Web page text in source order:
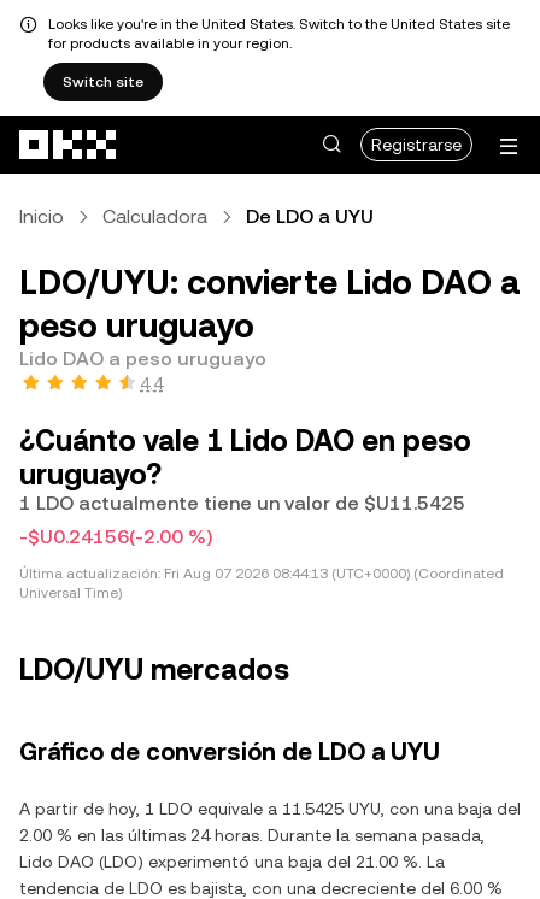
Looks like you're in the United States. Switch to the United States site
for products available in your region.
Switch site
Registrarse
Inicio Calculadora De LDO a UYU
LDO/UYU: convierte Lido DAO a
peso uruguayo
Lido DAO a peso uruguayo
4.4
¿Cuánto vale 1 Lido DAO en peso
uruguayo?
1 LDO actualmente tiene un valor de $U11.5425
-$U0.24156(-2.00 %)
Última actualización: Fri Aug 07 2026 08:44:13 (UTC+0000) (Coordinated
Universal Time)
LDO/UYU mercados
Gráfico de conversión de LDO a UYU
A partir de hoy, 1 LDO equivale a 11.5425 UYU, con una baja del
2.00 % en las últimas 24 horas. Durante la semana pasada,
Lido DAO (LDO) experimentó una baja del 21.00 %. La
tendencia de LDO es bajista, con una decreciente del 6.00 %